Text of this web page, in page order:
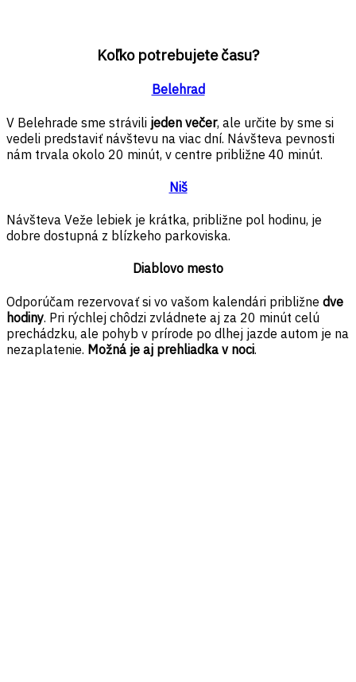
Koľko potrebujete času?
Belehrad
V Belehrade sme strávili jeden večer, ale určite by sme si
vedeli predstaviť návštevu na viac dní. Návšteva pevnosti
nám trvala okolo 20 minút, v centre približne 40 minút.
Niš
Návšteva Veže lebiek je krátka, približne pol hodinu, je
dobre dostupná z blízkeho parkoviska.
Diablovo mesto
Odporúčam rezervovať si vo vašom kalendári približne dve
hodiny. Pri rýchlej chôdzi zvládnete aj za 20 minút celú
prechádzku, ale pohyb v prírode po dlhej jazde autom je na
nezaplatenie. Možná je aj prehliadka v noci.